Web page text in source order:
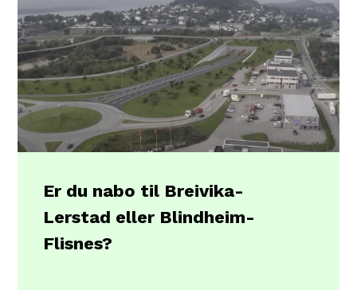
Er du nabo til Breivika-
Lerstad eller Blindheim-
Flisnes?